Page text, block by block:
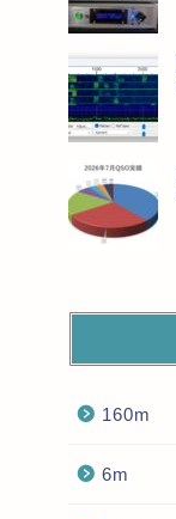
160m
6m